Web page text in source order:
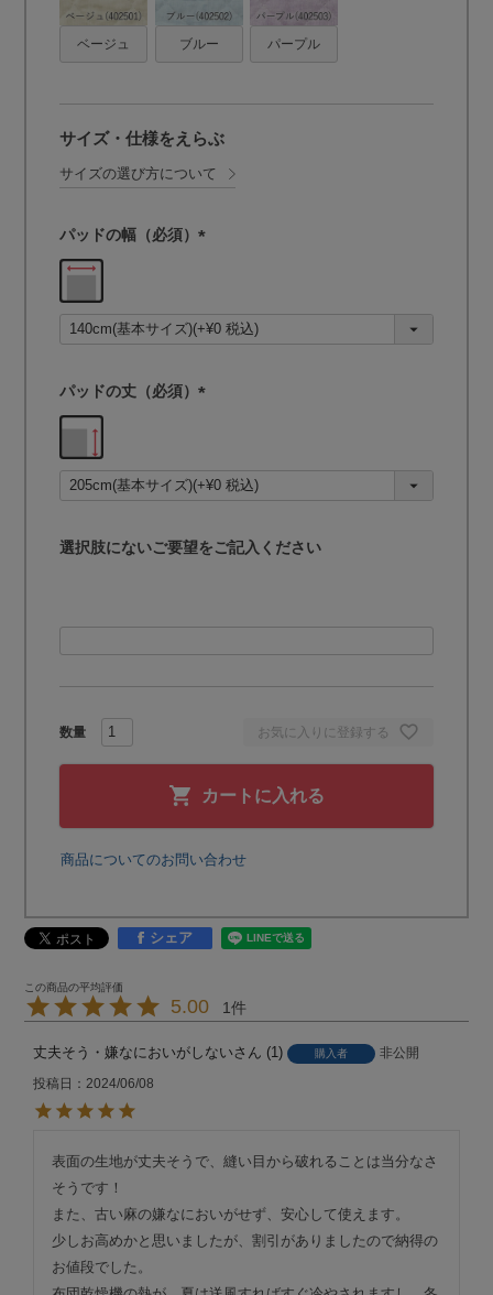
ベージュ ブルー パープル
お気に入りに登録する
カートに入れる
サイズ・仕様をえらぶ
サイズの選び方について
パッドの幅（必須）
須
)
パッドの丈（必須）
須
)
選択肢にないご要望をご記入ください
商品についてのお問い合わせ
シェア
5.00 1
丈夫そう・嫌なにおいがしない 1 購入者
非公開
投稿日
2024/06/08
表面の生地が丈夫そうで、縫い目から破れることは当分なさ
そうです！
また、古い麻の嫌なにおいがせず、安心して使えます。
少しお高めかと思いましたが、割引がありましたので納得の
お値段でした。